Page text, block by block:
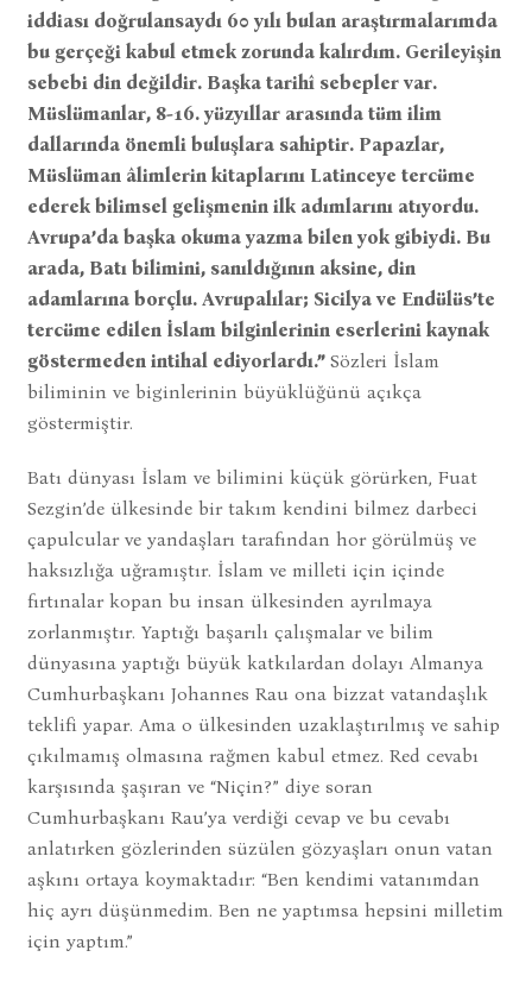
iddiası doğrulansaydı 60 yılı bulan araştırmalarımda
bu gerçeği kabul etmek zorunda kalırdım. Gerileyişin
sebebi din değildir. Başka tarihî sebepler var.
Müslümanlar, 8-16. yüzyıllar arasında tüm ilim
dallarında önemli buluşlara sahiptir. Papazlar,
Müslüman âlimlerin kitaplarını Latinceye tercüme
ederek bilimsel gelişmenin ilk adımlarını atıyordu.
Avrupa’da başka okuma yazma bilen yok gibiydi. Bu
arada, Batı bilimini, sanıldığının aksine, din
adamlarına borçlu. Avrupalılar; Sicilya ve Endülüs’te
tercüme edilen İslam bilginlerinin eserlerini kaynak
göstermeden intihal ediyorlardı.” Sözleri İslam
biliminin ve biginlerinin büyüklüğünü açıkça
göstermiştir.
Batı dünyası İslam ve bilimini küçük görürken, Fuat
Sezgin’de ülkesinde bir takım kendini bilmez darbeci
çapulcular ve yandaşları tarafından hor görülmüş ve
haksızlığa uğramıştır. İslam ve milleti için içinde
fırtınalar kopan bu insan ülkesinden ayrılmaya
zorlanmıştır. Yaptığı başarılı çalışmalar ve bilim
dünyasına yaptığı büyük katkılardan dolayı Almanya
Cumhurbaşkanı Johannes Rau ona bizzat vatandaşlık
teklifi yapar. Ama o ülkesinden uzaklaştırılmış ve sahip
çıkılmamış olmasına rağmen kabul etmez. Red cevabı
karşısında şaşıran ve “Niçin?” diye soran
Cumhurbaşkanı Rau’ya verdiği cevap ve bu cevabı
anlatırken gözlerinden süzülen gözyaşları onun vatan
aşkını ortaya koymaktadır: “Ben kendimi vatanımdan
hiç ayrı düşünmedim. Ben ne yaptımsa hepsini milletim
için yaptım.”